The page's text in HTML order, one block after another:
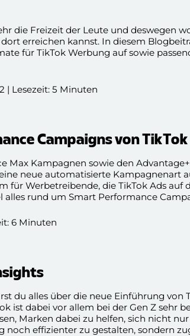
die Freizeit der Leute und deswegen
erreichen kannst. In diesem
für TikTok Werbung auf sowie
| Lesezeit: 5 Minuten
Campaigns von TikTok
Max Kampagnen sowie den
neue automatisierte Kampagnenart
für Werbetreibende, die TikTok Ads auf
rund um Smart Performance
6 Minuten
du alles über die neue Einführung von
ist dabei vor allem bei der Gen Z sehr
Marken dabei zu helfen, sich nicht
noch effizienter zu gestalten, sondern